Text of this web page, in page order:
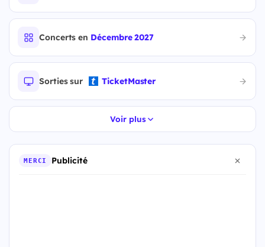
Concerts en Décembre 2027
Sorties sur TicketMaster
Voir plus
MERCI Publicité